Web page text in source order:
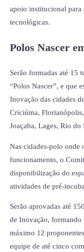
apoio institucional para
tecnológicas.
Polos Nascer
Serão formadas até 15
“Polos Nascer”, e que
Inovação das cidades
Criciúma,
Joaçaba, Lages, Rio
Nas cidades-polo onde
funcionamento, o
disponibilização do
atividades de pré-
Serão aprovadas até
de Inovação,
máximo 12
equipe de até cinco